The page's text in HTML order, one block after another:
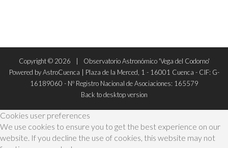
Copyright © 2026
Observatorio Astronómico 'Vega del Codorno'
Powered by AstroCuenca | Plaza de la Merced, 1 - 16001 Cuenca - CIF: G-
16189060 - Nº Registro Nacional de Asociaciones: 165579
Back to desktop version
Cookies user preferences
We use cookies to ensure you to get the best experience on our
website. If you decline the use of cookies, this website may not